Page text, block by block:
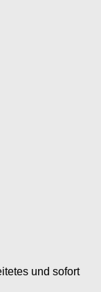
und sofort